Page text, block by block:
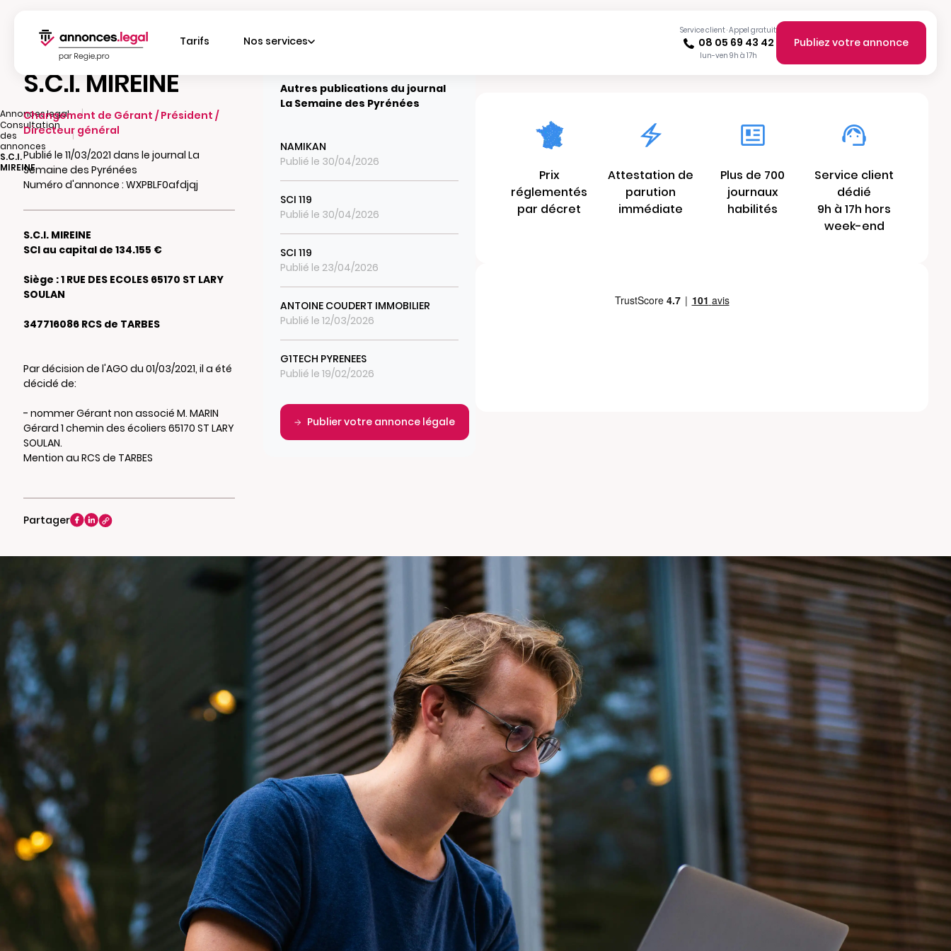
Tarifs Nos services
Service client · Appel gratuit
08 05 69 43 42
lun-ven 9h à 17h
Publiez votre annonce
Annonces.legal
|
Consultation
des
annonces
|
S.C.I.
MIREINE
S.C.I. MIREINE
Changement de Gérant / Président /
Directeur général
Publié le 11/03/2021 dans le journal La
Semaine des Pyrénées
Numéro d'annonce : WXPBLF0afdjqj
S.C.I. MIREINE
SCI au capital de 134.155 €
Siège : 1 RUE DES ECOLES 65170 ST LARY
SOULAN
347716086 RCS de TARBES
Par décision de l'AGO du 01/03/2021, il a été
décidé de:
- nommer Gérant non associé M. MARIN
Gérard 1 chemin des écoliers 65170 ST LARY
SOULAN.
Mention au RCS de TARBES
Partager
Autres publications du journal
La Semaine des Pyrénées
NAMIKAN
Publié le 30/04/2026
SCI 119
Publié le 30/04/2026
SCI 119
Publié le 23/04/2026
ANTOINE COUDERT IMMOBILIER
Publié le 12/03/2026
G1TECH PYRENEES
Publié le 19/02/2026
Publier votre annonce légale
Prix
réglementés
par décret
Attestation de
parution
immédiate
Plus de 700
journaux
habilités
Service client
dédié
9h à 17h hors
week-end